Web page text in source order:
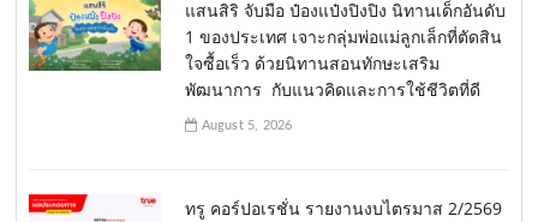
แสนสิริ จับมือ ป๋องแป๋งปิงปิง นิทานเด็กอันดับ
1 ของประเทศ เจาะกลุ่มพ่อแม่ลูกเล็กที่ตัดสิน
ใจซื้อเร็ว ด้วยนิทานสอนทักษะเสริม
พัฒนาการ กับแนวคิดและการใช้ชีวิตที่ดี
August 5, 2026
ทรู คอร์ปอเรชั่น รายงานงบไตรมาส 2/2569